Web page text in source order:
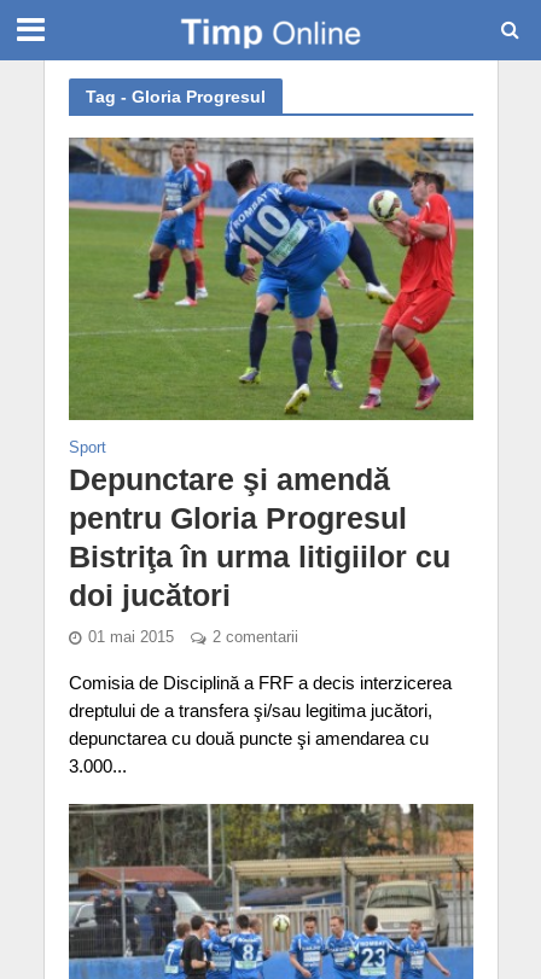
Tag - Gloria Progresul
Sport
Depunctare şi amendă
pentru Gloria Progresul
Bistriţa în urma litigiilor cu
doi jucători
01 mai 2015 2 comentarii
Comisia de Disciplină a FRF a decis interzicerea
dreptului de a transfera şi/sau legitima jucători,
depunctarea cu două puncte şi amendarea cu
3.000...